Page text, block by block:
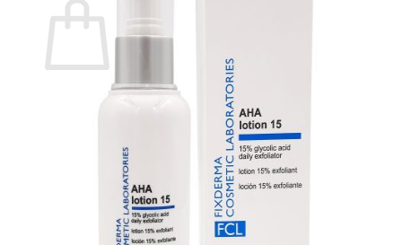
Chưa có sản phẩm trong giỏ hàng.